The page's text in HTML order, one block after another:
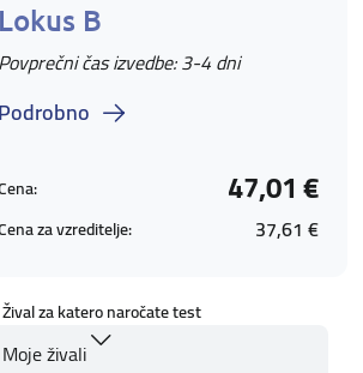
Lokus B
Povprečni čas izvedbe: 3-4 dni
Podrobno
47,01 €
za vzreditelje: 37,61 €
Žival za katero naročate test
Moje živali